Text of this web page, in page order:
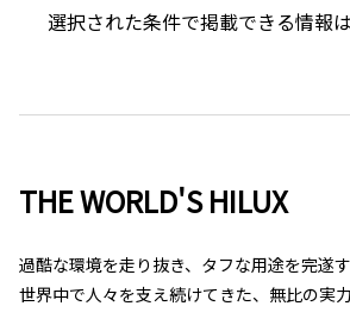
選択された条件で掲載できる情報
THE WORLD'S HILUX
過酷な環境を走り抜き、タフな用途を完遂す
世界中で人々を支え続けてきた、無比の実力